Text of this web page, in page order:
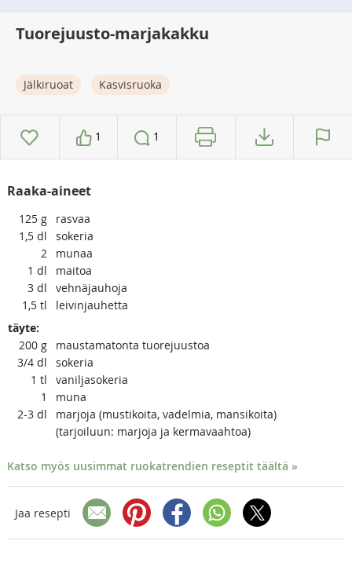
Tuorejuusto-marjakakku
Jälkiruoat Kasvisruoka
1 1
Raaka-aineet
125 g
rasvaa
1,5 dl
sokeria
2
munaa
1 dl
maitoa
3 dl
vehnäjauhoja
1,5 tl
leivinjauhetta
täyte:
200 g
maustamatonta tuorejuustoa
3/4 dl
sokeria
1 tl
vaniljasokeria
1
muna
2-3 dl
marjoja (mustikoita, vadelmia, mansikoita)
(tarjoiluun: marjoja ja kermavaahtoa)
Katso myös uusimmat ruokatrendien reseptit täältä »
Jaa resepti